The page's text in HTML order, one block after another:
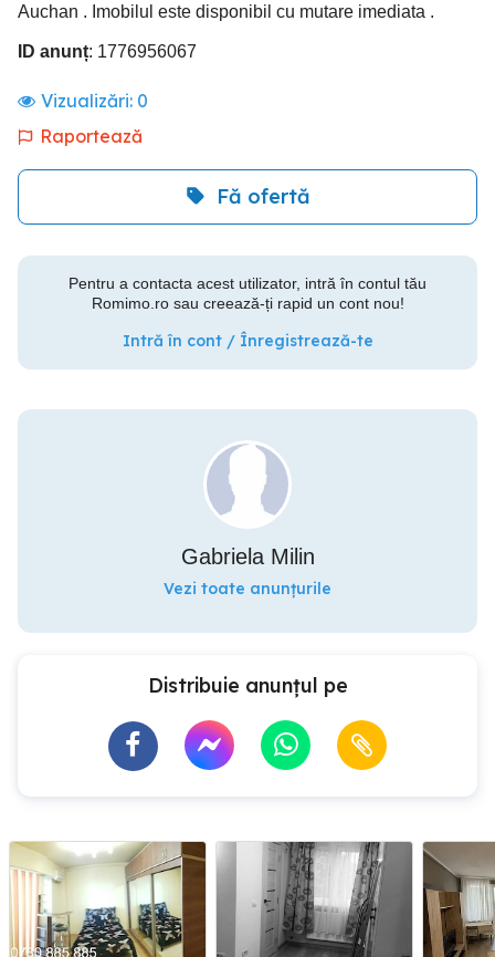
Auchan . Imobilul este disponibil cu mutare imediata .
ID anunț: 1776956067
Vizualizări: 0
Raportează
Fă ofertă
Pentru a contacta acest utilizator, intră în contul tău
Romimo.ro sau creează-ți rapid un cont nou!
Intră în cont / Înregistrează-te
Gabriela Milin
Vezi toate anunțurile
Distribuie anunțul pe